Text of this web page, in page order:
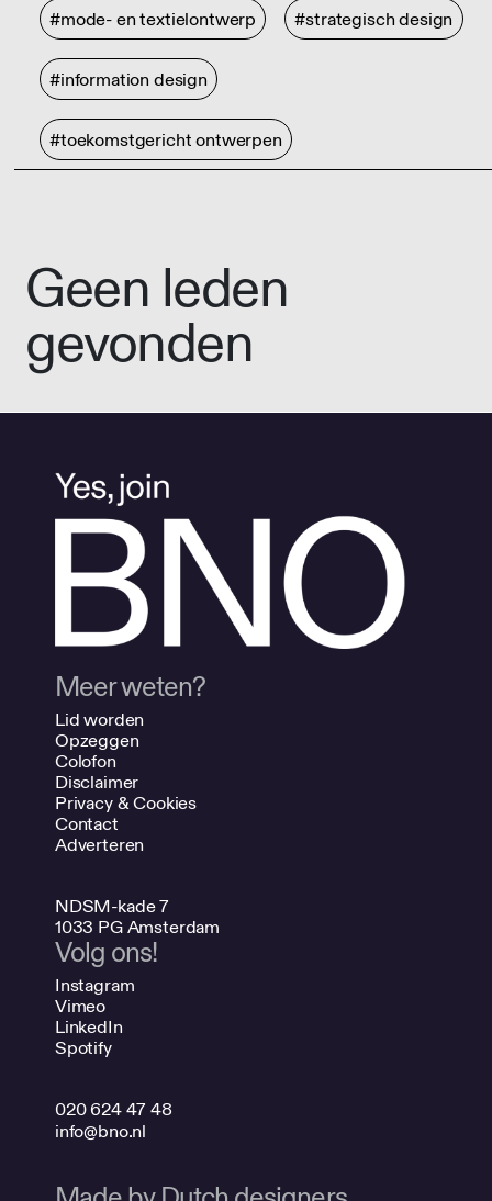
#mode- en textielontwerp #strategisch design
#information design
#toekomstgericht ontwerpen
Geen leden
gevonden
Meer weten?
Lid worden
Opzeggen
Colofon
Disclaimer
Privacy & Cookies
Contact
Adverteren
NDSM-kade 7
1033 PG Amsterdam
Volg ons!
Instagram
Vimeo
LinkedIn
Spotify
020 624 47 48
info@bno.nl